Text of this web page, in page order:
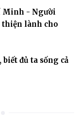
Minh - Người
lành cho
đủ ta sống cả